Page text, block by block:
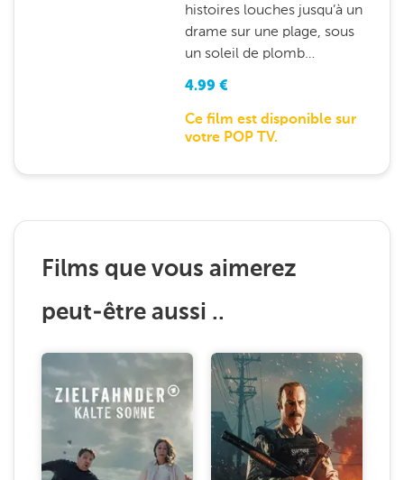
histoires louches jusqu’à un
drame sur une plage, sous
un soleil de plomb…
4.99 €
Ce film est disponible sur
votre POP TV.
Films que vous aimerez
peut-être aussi ..